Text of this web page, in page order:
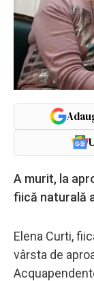
A murit, la
fiică naturală
Elena Curti,
vârsta de